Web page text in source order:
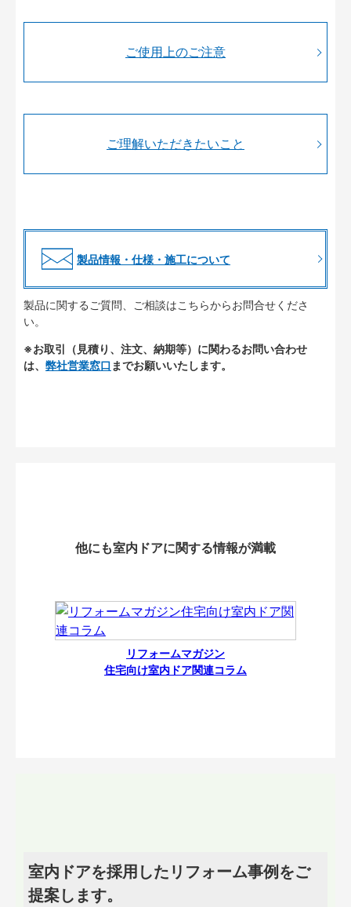
ご使用上のご注意
ご理解いただきたいこと
製品情報・仕様・施工について
製品に関するご質問、ご相談はこちらからお問合せくださ
い。
※お取引（見積り、注文、納期等）に関わるお問い合わせ
は、 弊社営業窓口 までお願いいたします。
他にも室内ドアに関する情報が満載
リフォームマガジン
住宅向け室内ドア関連コラム
室内ドアを採用したリフォーム事例をご
提案します。